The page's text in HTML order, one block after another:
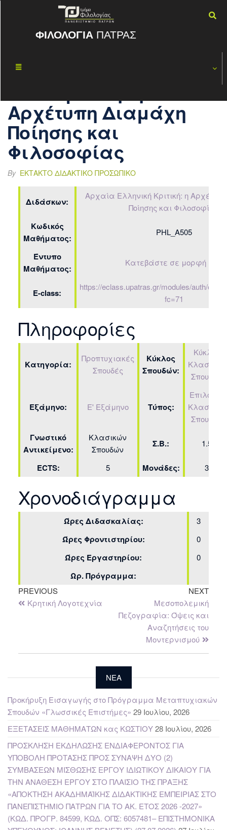
ΦΙΛΟΛΟΓΙΑ ΠΑΤΡΑΣ
11
Αρχέτυπη Διαμάχη
Ποίησης και
Φιλοσοφίας
By ΈΚΤΑΚΤΟ ΔΙΔΑΚΤΙΚΌ ΠΡΟΣΩΠΙΚΌ
Διδάσκων:
Αρχαία Ελληνική Κριτική: η
Ποίησης και Φιλοσοφίας
Κωδικός
Μαθήματος:
PHL_Α505
Έντυπο
Μαθήματος:
Κατεβάστε σε μορφή PDF
E-class:
https://eclass.upatras.gr/modules/auth/
fc=71
Πληροφορίες
Κατηγορία:
Προπτυχιακές
Σπουδές
Κύκλος
Σπουδών:
Κύκλος
Κλασικών
Σπουδών
Εξάμηνο: Ε' Εξάμηνο Τύπος:
Επιλογής
Κλασικών
Σπουδών
Γνωστικό
Αντικείμενο:
Κλασικών
Σπουδών
Σ.Β.: 1.5
ECTS: 5 Μονάδες: 3
Χρονοδιάγραμμα
Ώρες Διδασκαλίας: 3
Ώρες Φροντιστηρίου: 0
Ώρες Εργαστηρίου: 0
Ωρ. Πρόγραμμα:
PREVIOUS
Κρητική Λογοτεχνία
NEXT
Μεσοπολεμική
Πεζογραφία: Όψεις και
Αναζητήσεις του
Μοντερνισμού
NEA
Προκήρυξη Εισαγωγής στο Πρόγραμμα Μεταπτυχιακών
Σπουδών «Γλωσσικές Επιστήμες» 29 Ιουλίου, 2026
ΕΞΕΤΑΣΕΙΣ ΜΑΘΗΜΑΤΩΝ κας ΚΩΣΤΙΟΥ28 Ιουλίου, 2026
ΠΡΟΣΚΛΗΣΗ ΕΚΔΗΛΩΣΗΣ ΕΝΔΙΑΦΕΡΟΝΤΟΣ ΓΙΑ
ΥΠΟΒΟΛΗ ΠΡΟΤΑΣΗΣ ΠΡΟΣ ΣΥΝΑΨΗ ΔΥΟ (2)
ΣΥΜΒΑΣΕΩΝ ΜΙΣΘΩΣΗΣ ΕΡΓΟΥ ΙΔΙΩΤΙΚΟΥ ΔΙΚΑΙΟΥ ΓΙΑ
ΤΗΝ ΑΝΑΘΕΣΗ ΕΡΓΟΥ ΣΤΟ ΠΛΑΙΣΙΟ ΤΗΣ ΠΡΑΞΗΣ
«ΑΠΟΚΤΗΣΗ ΑΚΑΔΗΜΑΪΚΗΣ ΔΙΔΑΚΤΙΚΗΣ ΕΜΠΕΙΡΙΑΣ ΣΤΟ
ΠΑΝΕΠΙΣΤΗΜΙΟ ΠΑΤΡΩΝ ΓΙΑ ΤΟ ΑΚ. ΕΤΟΣ 2026 -2027»
(ΚΩΔ. ΠΡΟΓΡ. 84599, ΚΩΔ. ΟΠΣ: 6057481– ΕΠΙΣΤΗΜΟΝΙΚΑ